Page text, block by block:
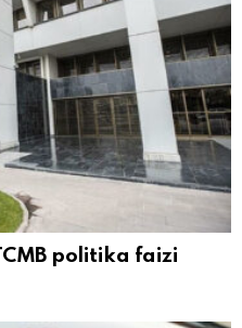
politika faizi